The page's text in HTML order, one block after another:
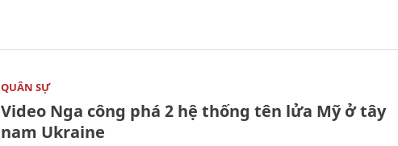
QUÂN SỰ
Video Nga công phá 2 hệ thống tên lửa Mỹ ở tây
nam Ukraine